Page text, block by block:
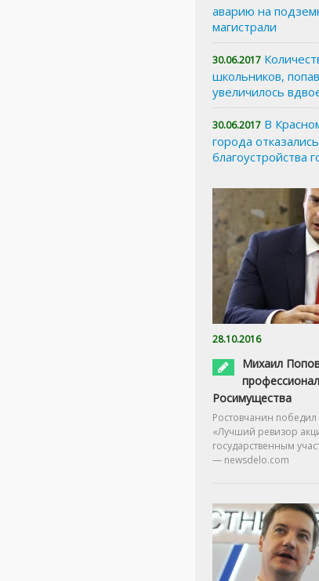
аварию на
магистрали
30.06.2017
школьников,
увеличилось
30.06.2017 В
города
благоустройства
28.10.2016
Михаил
Росимущества
Ростовчанин
«Лучший ревизор
государственным
— newsdelo.com